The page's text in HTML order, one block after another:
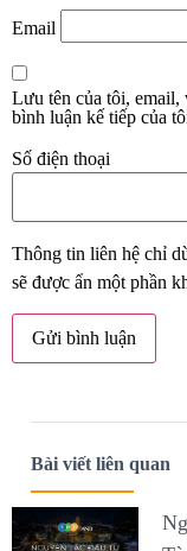
Email
Lưu tên của tôi, email,
bình luận kế tiếp của
Số điện thoại
Thông tin liên hệ chỉ
sẽ được ẩn một phần
Bài viết liên quan